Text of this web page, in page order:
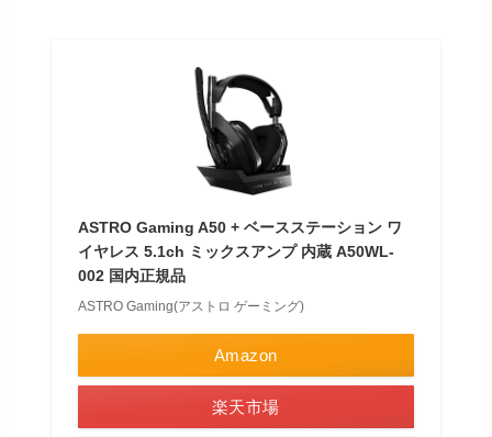
ASTRO Gaming A50 + ベースステーション ワ
イヤレス 5.1ch ミックスアンプ 内蔵 A50WL-
002 国内正規品
ASTRO Gaming(アストロ ゲーミング)
Amazon
楽天市場